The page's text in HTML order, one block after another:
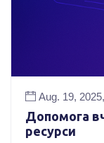
Aug. 19,
Допомога
ресурси